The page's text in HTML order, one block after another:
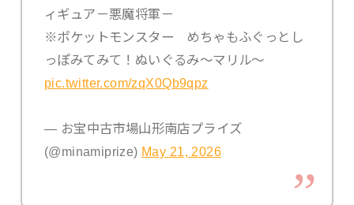
ィギュア－悪魔将軍－
※ポケットモンスター めちゃもふぐっとし
っぽみてみて！ぬいぐるみ～マリル～
pic.twitter.com/zqX0Qb9qpz
— お宝中古市場山形南店プライズ
(@minamiprize) May 21, 2026